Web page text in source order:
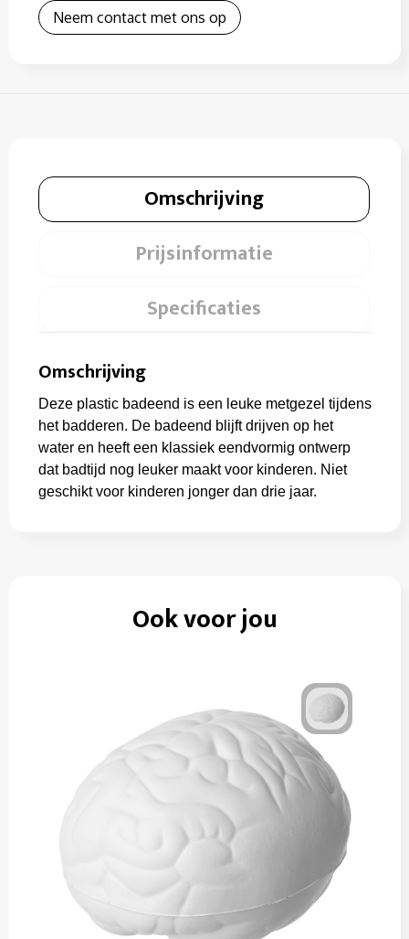
Neem contact met ons op
Omschrijving
Prijsinformatie
Specificaties
Omschrijving
Deze plastic badeend is een leuke metgezel tijdens
het badderen. De badeend blijft drijven op het
water en heeft een klassiek eendvormig ontwerp
dat badtijd nog leuker maakt voor kinderen. Niet
geschikt voor kinderen jonger dan drie jaar.
Ook voor jou